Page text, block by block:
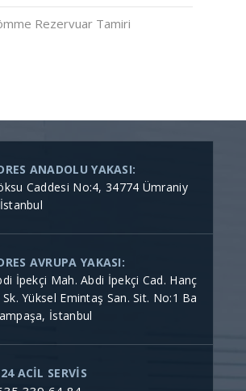
Rezervuar Tamiri
ANADOLU YAKASI:
Caddesi No:4, 34774 Ümraniy
AVRUPA YAKASI:
İpekçi Mah. Abdi İpekçi Cad. Hanç
Yüksel Emintaş San. Sit. No:1 Ba
İstanbul
ACİL SERVİS